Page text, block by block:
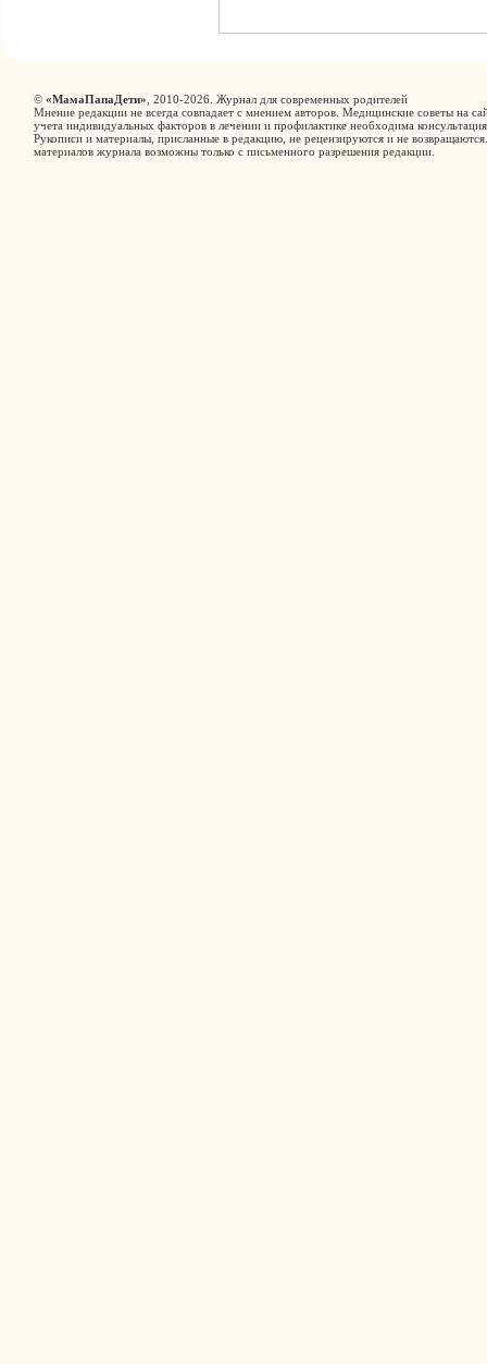
© «МамаПапаДети» , 2010-2026. Журнал для современных родителей
Мнение редакции не всегда совпадает с мнением авторов. Медицинские советы на
учета индивидуальных факторов в лечении и профилактике необходима
Рукописи и материалы, присланные в редакцию, не рецензируются и не
материалов журнала возможны только с письменного разрешения редакции.